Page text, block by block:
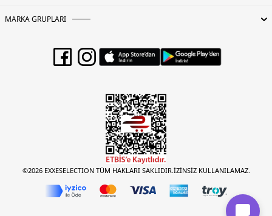
MARKA GRUPLARI
©2026 EXXESELECTION TÜM HAKLARI SAKLIDIR.İZİNSİZ KULLANILAMAZ.